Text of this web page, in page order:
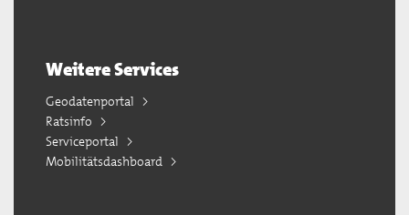
Weitere Services
Geodatenportal
Ratsinfo
Serviceportal
Mobilitätsdashboard